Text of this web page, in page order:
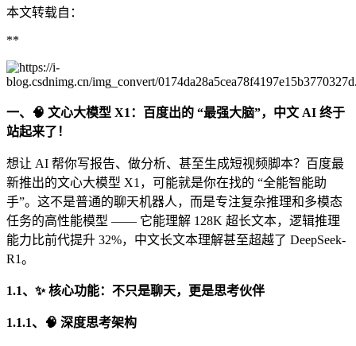
本文转载自：
**
一、🧠 文心大模型 X1：百度出的 “最强大脑”，中文 AI 终于
站起来了！
想让 AI 帮你写报告、做分析、甚至生成短视频脚本？百度最
新推出的文心大模型 X1，可能就是你在找的 “全能智能助
手”。这不是普通的聊天机器人，而是专注复杂推理和多模态
任务的高性能模型 —— 它能理解 128K 超长文本，逻辑推理
能力比前代提升 32%，中文长文本理解甚至超越了 DeepSeek-
R1。
1.1、✨ 核心功能：不只是聊天，更是思考伙伴
1.1.1、🧠 深度思考架构